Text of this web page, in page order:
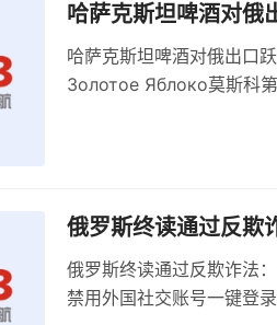
哈萨克斯坦啤酒对俄
哈萨克斯坦啤酒对俄出口
Золотое Яблоко莫斯科
俄罗斯终读通过反欺
俄罗斯终读通过反欺诈法
禁用外国社交账号一键登